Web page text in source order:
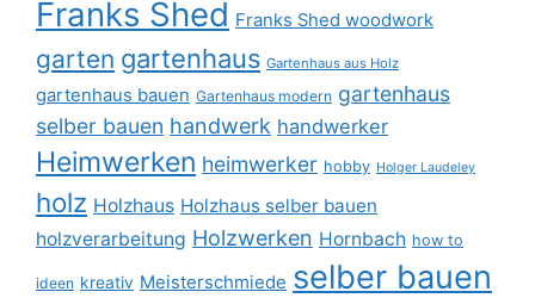
Franks Shed Franks Shed woodwork
garten gartenhaus Gartenhaus aus Holz
gartenhaus bauen Gartenhaus modern gartenhaus
selber bauen handwerk handwerker
Heimwerken heimwerker hobby Holger Laudeley
holz Holzhaus Holzhaus selber bauen
holzverarbeitung Holzwerken Hornbach how to
ideen kreativ Meisterschmiede selber bauen